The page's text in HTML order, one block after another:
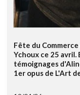
Fête du
Ychoux ce 25
témoignages
1er opus de L'Art